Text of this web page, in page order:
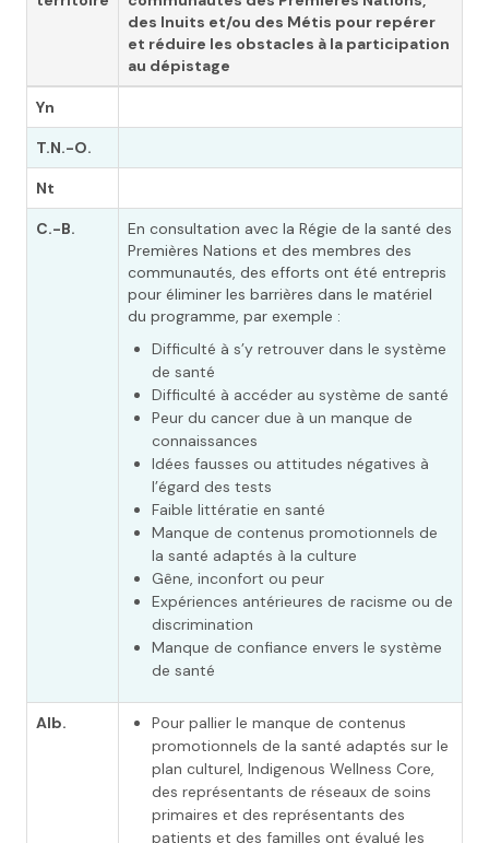
des Inuits et/ou des Métis pour repérer
et réduire les obstacles à la participation
au dépistage
Yn
T.N.-O.
Nt
C.-B.
En consultation avec la Régie de la santé des
Premières Nations et des membres des
communautés, des efforts ont été entrepris
pour éliminer les barrières dans le matériel
du programme, par exemple :
Difficulté à s’y retrouver dans le système
de santé
Difficulté à accéder au système de santé
Peur du cancer due à un manque de
connaissances
Idées fausses ou attitudes négatives à
l’égard des tests
Faible littératie en santé
Manque de contenus promotionnels de
la santé adaptés à la culture
Gêne, inconfort ou peur
Expériences antérieures de racisme ou de
discrimination
Manque de confiance envers le système
de santé
Alb.
Pour pallier le manque de contenus
promotionnels de la santé adaptés sur le
plan culturel, Indigenous Wellness Core,
des représentants de réseaux de soins
primaires et des représentants des
patients et des familles ont évalué les